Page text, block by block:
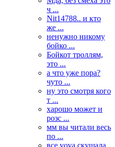
ч ...
Nit14788.. и кто
же ...
ненужно никому
бойко ...
Бойкот троллям,
это ...
а что уже пора?
чуто ...
ну это смотря кого
т ...
харошо может и
розс ...
мм вы читали весь
по ...
все vova скушала